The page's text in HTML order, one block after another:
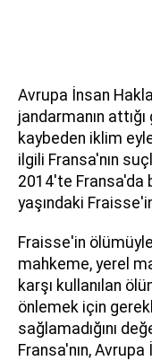
Avrupa İnsan
jandarmanın
kaybeden iklim
ilgili Fransa'nın
2014'te Fransa'da
yaşındaki
Fraisse'in
mahkeme, yerel
karşı kullanılan
önlemek için
sağlamadığını
Fransa'nın,